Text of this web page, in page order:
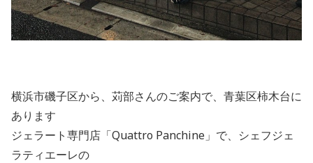
横浜市磯子区から、苅部さんのご案内で、青葉区柿木台に
あります
ジェラート専門店「Quattro Panchine」で、シェフジェ
ラティエーレの